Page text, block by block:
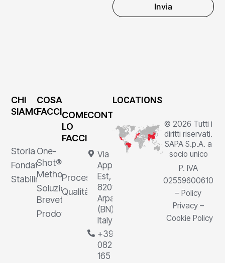
Invia
CHI
SIAMO
Storia
Fondatore
Stabilimenti
COSA
FACCIAMO
One-
Shot®
Method
Soluzioni
Brevettate
Prodotti
COME
LO
FACCIAMO
Processi
Qualità
CONTATTI
Via
Appia
Est, 1,
82011
Arpaia
(BN),
Italy
+39
0823
165
LOCATIONS
© 2026 Tutti i
diritti riservati.
SAPA S.p.A. a
socio unico
P. IVA
02559600610
–Policy
Privacy –
Cookie Policy